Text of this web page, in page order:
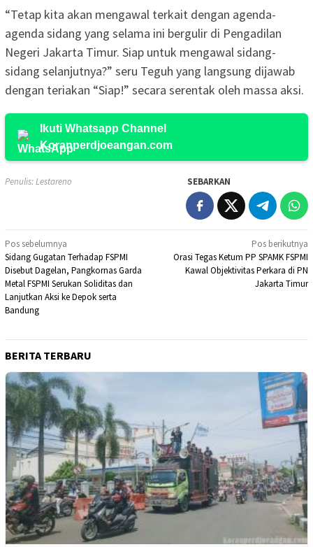
“Tetap kita akan mengawal terkait dengan agenda-
agenda sidang yang selama ini bergulir di Pengadilan
Negeri Jakarta Timur. Siap untuk mengawal sidang-
sidang selanjutnya?” seru Teguh yang langsung dijawab
dengan teriakan “Siap!” secara serentak oleh massa aksi.
Ikuti Whatsapp Channel
Koranperdjoeangan.com
Penulis: Lestareno SEBARKAN
Navigasi
pos
Pos sebelumnya
Sidang Gugatan Terhadap FSPMI
Disebut Dagelan, Pangkornas Garda
Metal FSPMI Serukan Soliditas dan
Lanjutkan Aksi ke Depok serta
Bandung
Pos berikutnya
Orasi Tegas Ketum PP SPAMK FSPMI
Kawal Objektivitas Perkara di PN
Jakarta Timur
BERITA TERBARU